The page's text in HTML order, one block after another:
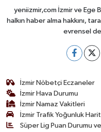
yeniizmir,com İzmir ve Ege
halkın haber alma hakkını,
evrensel
İzmir Nöbetçi Eczaneler
İzmir Hava Durumu
İzmir Namaz Vakitleri
İzmir Trafik Yoğunluk
Süper Lig Puan Durumu